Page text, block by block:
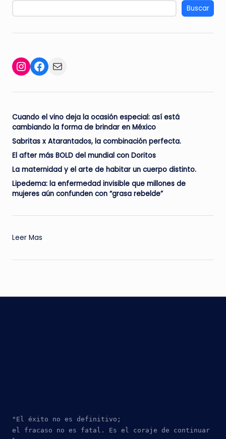
Buscar
Instagram
Facebook
Mail
Cuando el vino deja la ocasión especial: así está
cambiando la forma de brindar en México
Sabritas x Atarantados, la combinación perfecta.
El after más BOLD del mundial con Doritos
La maternidad y el arte de habitar un cuerpo distinto.
Lipedema: la enfermedad invisible que millones de
mujeres aún confunden con “grasa rebelde”
Leer Mas
REFORMA
DE
"El éxito no es definitivo;
el fracaso no es fatal. Es el coraje de continuar